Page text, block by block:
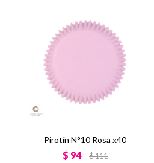
Pirotín N°10 Rosa x40
$ 94 $111